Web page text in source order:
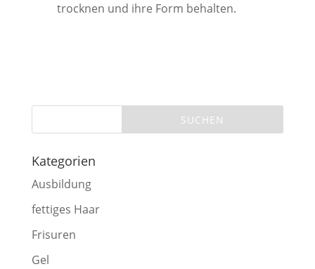
trocknen und ihre Form behalten.
Kategorien
Ausbildung
fettiges Haar
Frisuren
Gel